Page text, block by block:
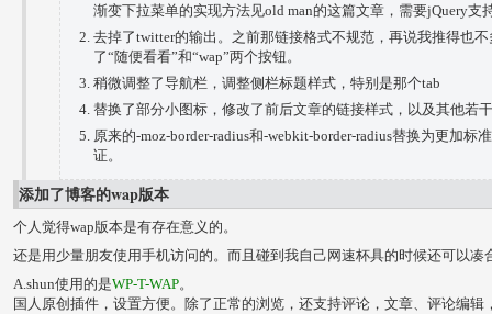
渐变下拉菜单的实现方法见old man的这篇文章，需要jQuery支
去掉了twitter的输出。之前那链接格式不规范，再说我推得也
了“随便看看”和“wap”两个按钮。
稍微调整了导航栏，调整侧栏标题样式，特别是那个tab
替换了部分小图标，修改了前后文章的链接样式，以及其他若
原来的-moz-border-radius和-webkit-border-radius替换为更加标
证。
添加了博客的wap版本
个人觉得wap版本是有存在意义的。
还是用少量朋友使用手机访问的。而且碰到我自己网速杯具的时候还可以凑
A.shun使用的是WP-T-WAP。
国人原创插件，设置方便。除了正常的浏览，还支持评论，文章、评论编